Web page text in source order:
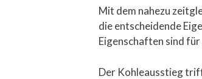
Mit dem nahezu
die entscheidende
Eigenschaften sind
Der Kohleausstieg